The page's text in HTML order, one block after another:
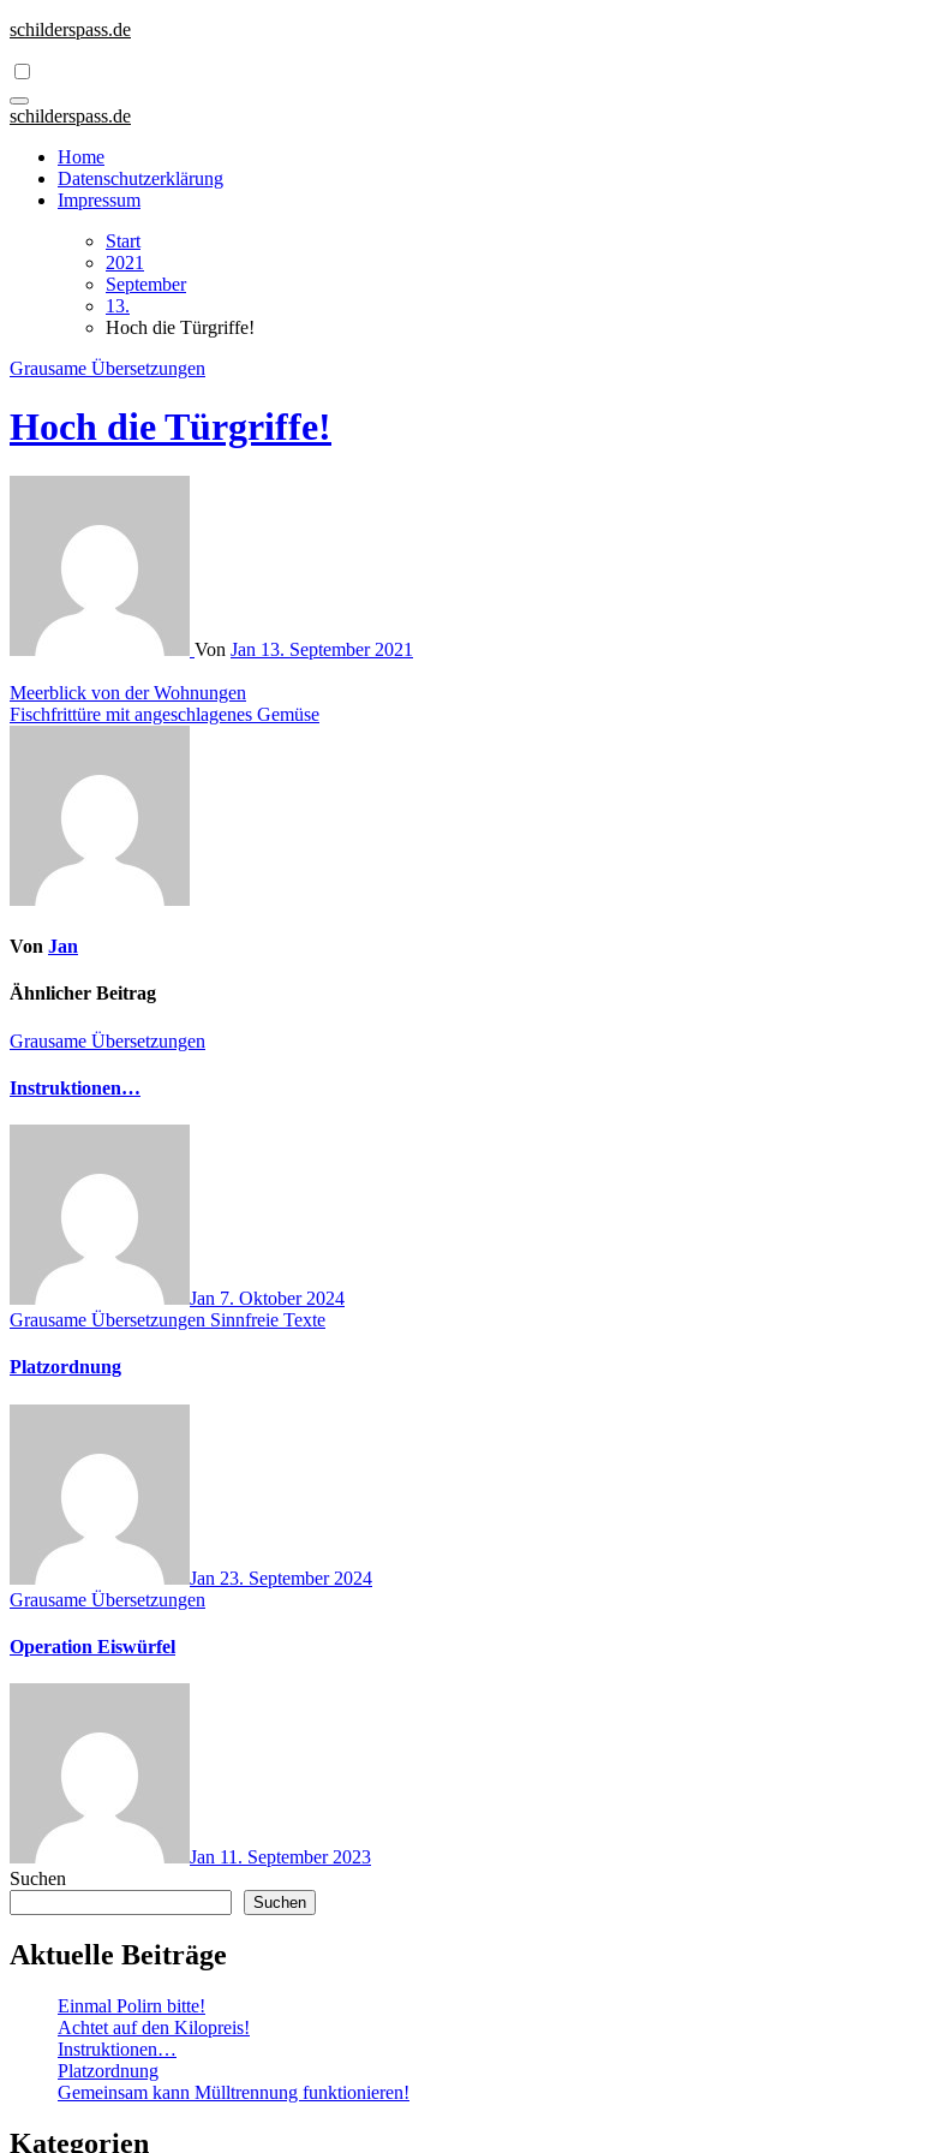
Zum
springen
schilderspass.de
schilderspass.de
Home
Datenschutzerklärung
Impressum
Start
2021
September
13.
Hoch die Türgriffe!
Grausame Übersetzungen
Hoch die Türgriffe!
Von Jan 13. September 2021
Beitragsnavigation
Meerblick von der Wohnungen
Fischfrittüre mit angeschlagenes Gemüse
Von Jan
Ähnlicher Beitrag
Grausame Übersetzungen
Instruktionen…
Jan 7. Oktober 2024
Grausame Übersetzungen Sinnfreie Texte
Platzordnung
Jan 23. September 2024
Grausame Übersetzungen
Operation Eiswürfel
Jan 11. September 2023
Suchen
Suchen
Aktuelle Beiträge
Einmal Polirn bitte!
Achtet auf den Kilopreis!
Instruktionen…
Platzordnung
Gemeinsam kann Mülltrennung funktionieren!
Kategorien